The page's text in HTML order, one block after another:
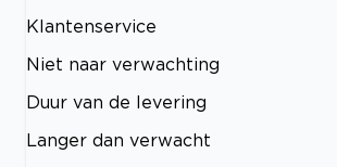
Klantenservice
Niet naar verwachting
Duur van de levering
Langer dan verwacht